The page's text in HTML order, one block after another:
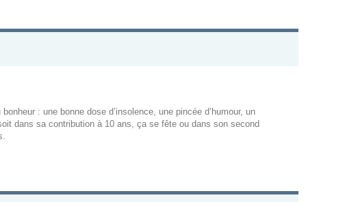
: une bonne dose d’insolence, une pincée d’humour, un
dans sa contribution à 10 ans, ça se fête ou dans son second